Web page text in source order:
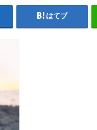
はてブ